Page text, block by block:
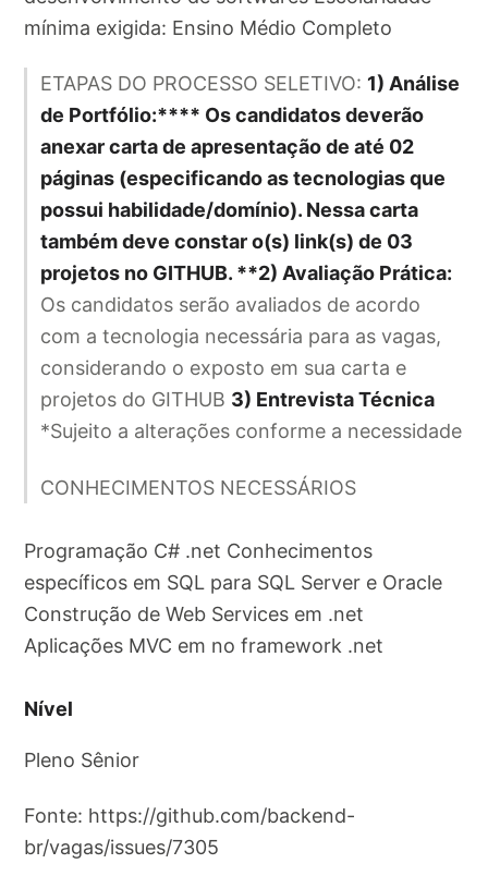
mínima exigida: Ensino Médio Completo
ETAPAS DO PROCESSO SELETIVO: 1) Análise
de Portfólio:**** Os candidatos deverão
anexar carta de apresentação de até 02
páginas (especificando as tecnologias que
possui habilidade/domínio). Nessa carta
também deve constar o(s) link(s) de 03
projetos no GITHUB. **2) Avaliação Prática:
Os candidatos serão avaliados de acordo
com a tecnologia necessária para as vagas,
considerando o exposto em sua carta e
projetos do GITHUB 3) Entrevista Técnica
*Sujeito a alterações conforme a necessidade
CONHECIMENTOS NECESSÁRIOS
Programação C# .net Conhecimentos
específicos em SQL para SQL Server e Oracle
Construção de Web Services em .net
Aplicações MVC em no framework .net
Nível
Pleno Sênior
Fonte: https://github.com/backend-
br/vagas/issues/7305